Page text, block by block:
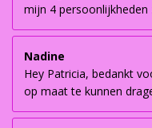
mijn 4 persoonlijkheden
Nadine
Hey Patricia, bedankt
op maat te kunnen